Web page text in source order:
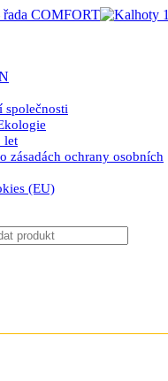
společnosti
let
zásadách ochrany osobních
(EU)